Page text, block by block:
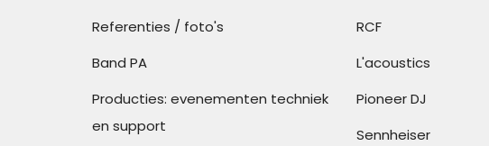
Referenties / foto's
Band PA
Producties: evenementen techniek
en support
RCF
L'acoustics
Pioneer DJ
Sennheiser